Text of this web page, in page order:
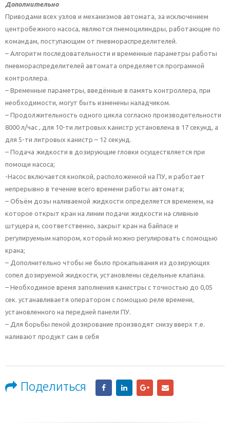
Дополнительно
Приводами всех узлов и механизмов автомата, за исключением
центробежного насоса, являются пнемоцилиндры, работающие по
командам, поступающим от пневмораспределителей.
– Алгоритм последовательности и временные параметры работы
пневмораспределителей автомата определяется программой
контроллера.
– Временные параметры, введённые в память контроллера, при
необходимости, могут быть изменены наладчиком.
– Продолжительность одного цикла согласно производительности
8000 л/час , для 10-ти литровых канистр установлена в 17 секунд, а
для 5-ти литровых канистр – 12 секунд.
– Подача жидкости в дозирующие гловки осуществляется при
помощи насоса;
-Насос включается кнопкой, расположенной на ПУ, и работает
непрерывно в течение всего времени работы автомата;
– Объём дозы наливаемой жидкости определяется временем, на
которое открыт кран на линии подачи жидкости на сливные
штуцера и, соответственно, закрыт кран на байпасе и
регулируемым напором, который можно регулировать с помощью
крана;
– Дополнительно чтобы не было прокапывания из дозирующих
сопел дозируемой жидкости, установлены седельные клапана.
– Необходимое время заполнения канистры с точностью до 0,05
сек. устанавливаетя оператором с помощью реле времени,
установленного на передней панели ПУ.
– Для борьбы пеной дозирование производят снизу вверх т.е.
наливают продукт сам в себя
Поделиться